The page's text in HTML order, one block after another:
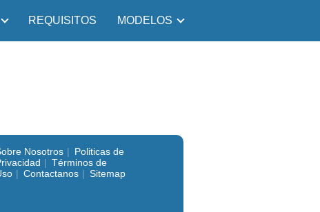
REQUISITOS MODELOS
Nosotros
Politicas de
Términos de
Contactanos Sitemap